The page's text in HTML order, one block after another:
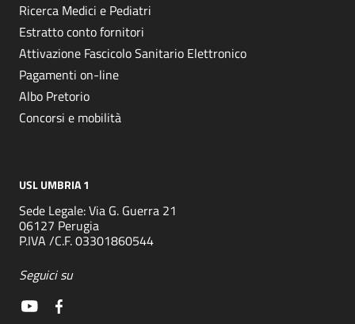
Ricerca Medici e Pediatri
Estratto conto fornitori
Attivazione Fascicolo Sanitario Elettronico
Pagamenti on-line
Albo Pretorio
Concorsi e mobilità
USL UMBRIA 1
Sede Legale: Via G. Guerra 21
06127 Perugia
P.IVA /C.F. 03301860544
Seguici su